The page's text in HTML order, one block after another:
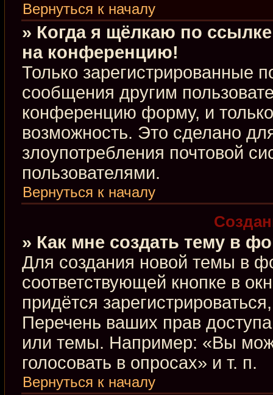
Вернуться к началу
» Когда я щёлкаю по
на конференцию!
Только зарегистрированные
сообщения другим
конференцию форму, и
возможность. Это сделано
злоупотребления почтовой
пользователями.
Вернуться к началу
» Как мне создать тему в
Для создания новой темы в
соответствующей кнопке в
придётся
Перечень ваших прав
или темы. Например: «Вы
голосовать в опросах» и т. п.
Вернуться к началу